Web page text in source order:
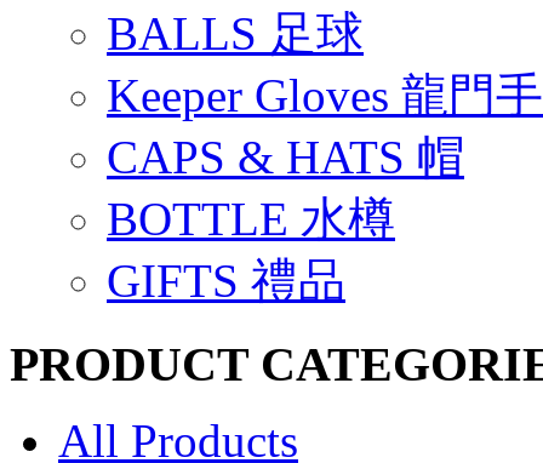
BALLS 足球
Keeper Gloves 龍門
CAPS & HATS 帽
BOTTLE 水樽
GIFTS 禮品
PRODUCT
All Products